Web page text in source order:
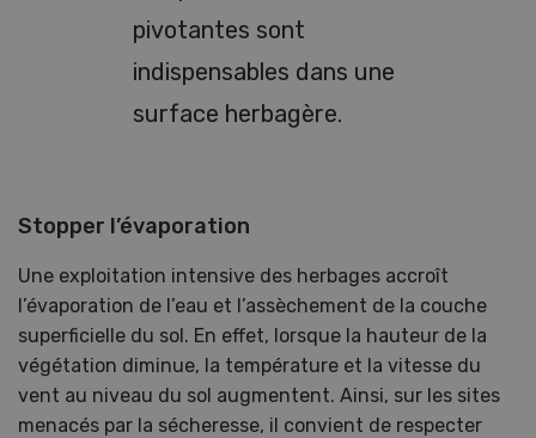
pivotantes sont
indispensables dans une
surface herbagère.
Stopper l’évaporation
Une exploitation intensive des herbages accroît
l’évaporation de l’eau et l’assèchement de la couche
superficielle du sol. En effet, lorsque la hauteur de la
végétation diminue, la température et la vitesse du
vent au niveau du sol augmentent. Ainsi, sur les sites
menacés par la sécheresse, il convient de respecter